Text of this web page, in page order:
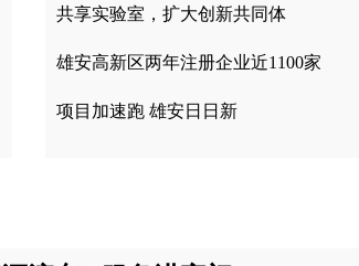
共享实验室，扩大创新共同体
雄安高新区两年注册企业近1100家
项目加速跑 雄安日日新